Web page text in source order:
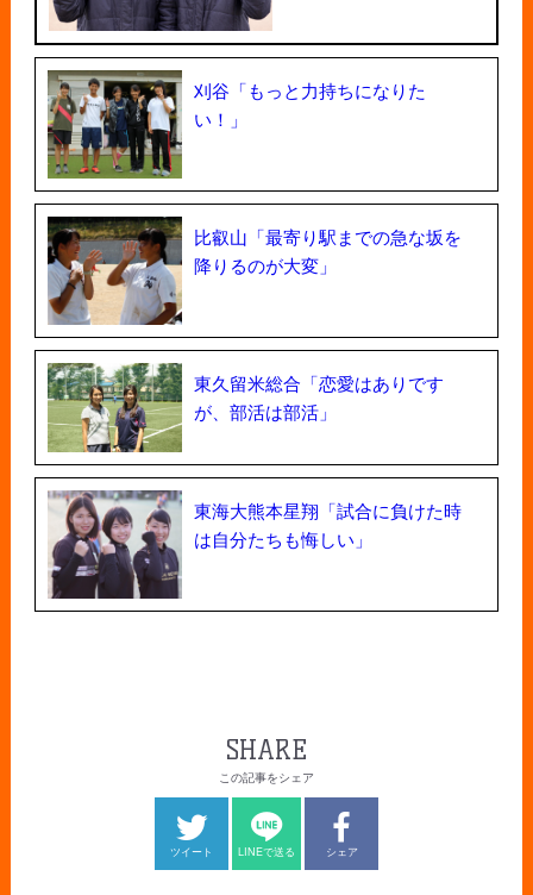
刈谷「もっと力持ちになりた
い！」
比叡山「最寄り駅までの急な坂を
降りるのが大変」
東久留米総合「恋愛はありです
が、部活は部活」
東海大熊本星翔「試合に負けた時
は自分たちも悔しい」
SHARE
この記事をシェア
ツイート LINEで送る シェア